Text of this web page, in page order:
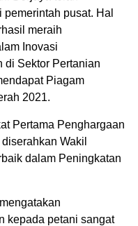
pusat. Hal
meraih
Inovasi
di Sektor Pertanian
Piagam
2021.
Pertama Penghargaan
Wakil
dalam Peningkatan
kepada petani sangat